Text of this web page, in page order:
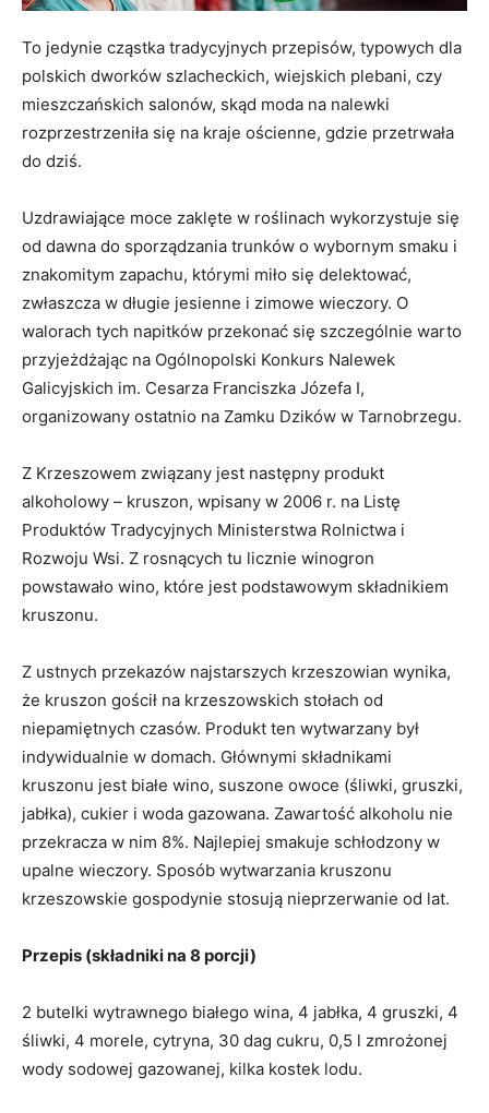
To jedynie cząstka tradycyjnych przepisów, typowych dla
polskich dworków szlacheckich, wiejskich plebani, czy
mieszczańskich salonów, skąd moda na nalewki
rozprzestrzeniła się na kraje ościenne, gdzie przetrwała
do dziś.
Uzdrawiające moce zaklęte w roślinach wykorzystuje się
od dawna do sporządzania trunków o wybornym smaku i
znakomitym zapachu, którymi miło się delektować,
zwłaszcza w długie jesienne i zimowe wieczory. O
walorach tych napitków przekonać się szczególnie warto
przyjeżdżając na Ogólnopolski Konkurs Nalewek
Galicyjskich im. Cesarza Franciszka Józefa I,
organizowany ostatnio na Zamku Dzików w Tarnobrzegu.
Z Krzeszowem związany jest następny produkt
alkoholowy – kruszon, wpisany w 2006 r. na Listę
Produktów Tradycyjnych Ministerstwa Rolnictwa i
Rozwoju Wsi. Z rosnących tu licznie winogron
powstawało wino, które jest podstawowym składnikiem
kruszonu.
Z ustnych przekazów najstarszych krzeszowian wynika,
że kruszon gościł na krzeszowskich stołach od
niepamiętnych czasów. Produkt ten wytwarzany był
indywidualnie w domach. Głównymi składnikami
kruszonu jest białe wino, suszone owoce (śliwki, gruszki,
jabłka), cukier i woda gazowana. Zawartość alkoholu nie
przekracza w nim 8%. Najlepiej smakuje schłodzony w
upalne wieczory. Sposób wytwarzania kruszonu
krzeszowskie gospodynie stosują nieprzerwanie od lat.
Przepis (składniki na 8 porcji)
2 butelki wytrawnego białego wina, 4 jabłka, 4 gruszki, 4
śliwki, 4 morele, cytryna, 30 dag cukru, 0,5 l zmrożonej
wody sodowej gazowanej, kilka kostek lodu.